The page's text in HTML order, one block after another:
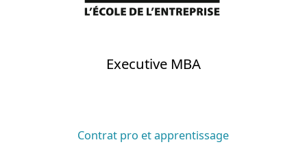
Executive MBA
Contrat pro et apprentissage